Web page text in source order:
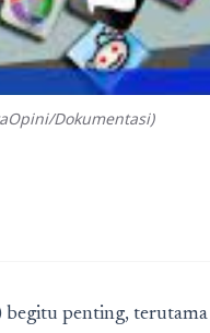
Dokumentasi)
begitu penting,